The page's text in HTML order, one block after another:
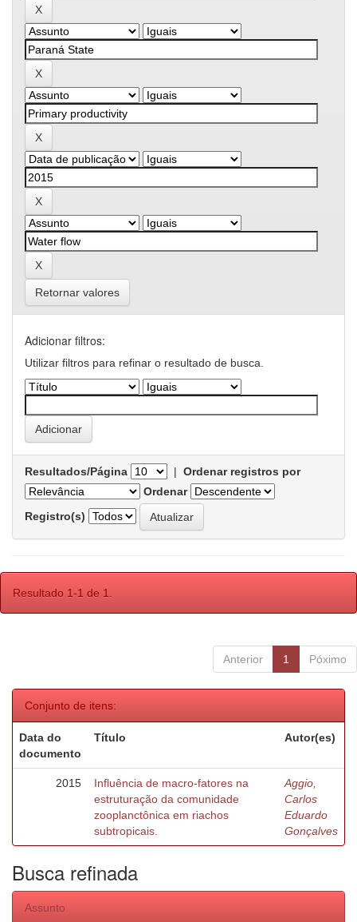
Retornar valores
Adicionar filtros:
Utilizar filtros para refinar o resultado de busca.
Resultados/Página | Ordenar registros por
Ordenar
Registro(s)
Resultado 1-1 de 1.
Anterior 1 Póximo
Conjunto de itens:
Data do
documento
Título Autor(es)
2015
Influência de macro-fatores na
estruturação da comunidade
zooplanctônica em riachos
subtropicais.
Aggio,
Carlos
Eduardo
Gonçalves
Busca refinada
Assunto